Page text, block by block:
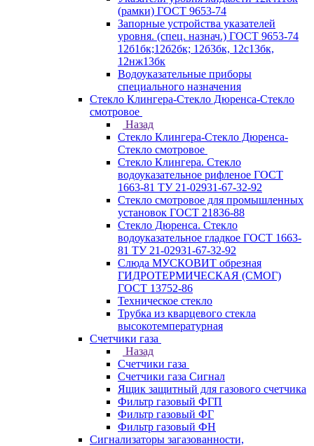
(рамки) ГОСТ 9653-74
Запорные устройства указателей
уровня. (спец. назнач.) ГОСТ 9653-74
12б1бк;12б2бк; 12б3бк, 12с13бк,
12нж13бк
Водоуказательные приборы
специального назначения
Стекло Клингера-Стекло Дюренса-Стекло
смотровое
Назад
Стекло Клингера-Стекло Дюренса-
Стекло смотровое
Стекло Клингера. Стекло
водоуказательное рифленое ГОСТ
1663-81 ТУ 21-02931-67-32-92
Стекло смотровое для промышленных
установок ГОСТ 21836-88
Стекло Дюренса. Стекло
водоуказательное гладкое ГОСТ 1663-
81 ТУ 21-02931-67-32-92
Слюда МУСКОВИТ обрезная
ГИДРОТЕРМИЧЕСКАЯ (СМОГ)
ГОСТ 13752-86
Техническое стекло
Трубка из кварцевого стекла
высокотемпературная
Счетчики газа
Назад
Счетчики газа
Счетчики газа Сигнал
Ящик защитный для газового счетчика
Фильтр газовый ФГП
Фильтр газовый ФГ
Фильтр газовый ФН
Сигнализаторы загазованности,